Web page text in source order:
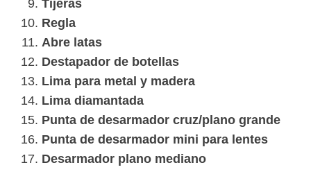
Tijeras
Regla
Abre latas
Destapador de botellas
Lima para metal y madera
Lima diamantada
Punta de desarmador cruz/plano grande
Punta de desarmador mini para lentes
Desarmador plano mediano